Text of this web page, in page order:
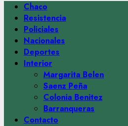
Menú
principal
Chaco
Resistencia
Policiales
Nacionales
Deportes
Interior
Margarita Belen
Saenz Peña
Colonia Benitez
Barranqueras
Contacto